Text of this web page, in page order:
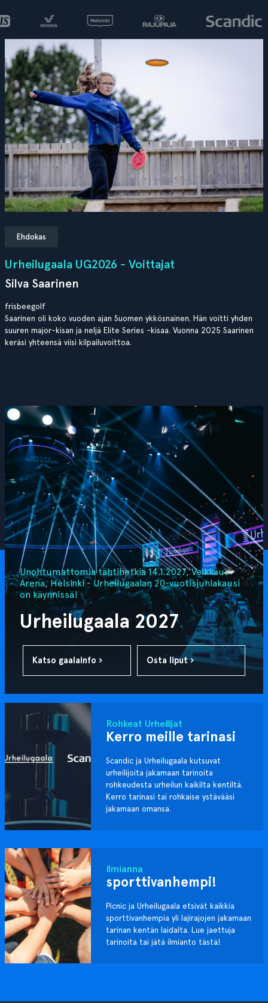
Ehdokas
Urheilugaala UG2026 - Voittajat
Silva Saarinen
frisbeegolf
Saarinen oli koko vuoden ajan Suomen ykkösnainen. Hän voitti yhden
suuren major-kisan ja neljä Elite Series -kisaa. Vuonna 2025 Saarinen
keräsi yhteensä viisi kilpailuvoittoa.
Unohtumattomia tähtihetkiä 14.1.2027, Veikkaus
Arena, Helsinki - Urheilugaalan 20-vuotisjuhlakausi
on käynnissä!
Urheilugaala 2027
Katso gaalainfo › Osta liput ›
Rohkeat Urheilijat
Kerro meille tarinasi
Scandic ja Urheilugaala kutsuvat
urheilijoita jakamaan tarinoita
rohkeudesta urheilun kaikilta kentiltä.
Kerro tarinasi tai rohkaise ystävääsi
jakamaan omansa.
Ilmianna
sporttivanhempi!
Picnic ja Urheilugaala etsivät kaikkia
sporttivanhempia yli lajirajojen jakamaan
tarinan kentän laidalta. Lue jaettuja
tarinoita tai jätä ilmianto tästä!